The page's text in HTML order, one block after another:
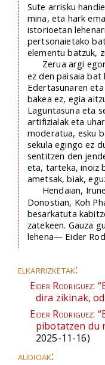
Sute arrisku
mina, eta hark
istorioetan
pertsonaietako
elementu batzuk,
Zerua argi
ez den paisaia bat
Edertasunaren
bakea ez, egia
Laguntasuna eta
artifizialak eta
moderatua, esku
sekula egingo ez
sentitzen den
eta, tarteka, inoiz
ametsak, biak,
Hendaian,
Donostian, Koh
besarkatuta
zatekeen. Gauza
lehena— Eider
elkarrizketak:
Eider Rodriguez:
dira zikinak,
Eider Rodriguez:
pibotatzen du
2025-11-16)
audioak: